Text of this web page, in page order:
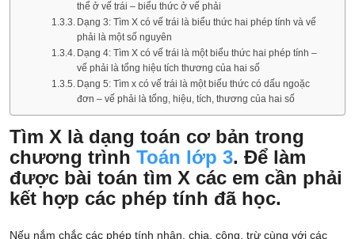
thể ở vế trái – biểu thức ở vế phải
Dạng 3: Tìm X có vế trái là biểu thức hai phép tính và vế
phải là một số nguyên
Dạng 4: Tìm X có vế trái là một biểu thức hai phép tính –
vế phải là tổng hiệu tích thương của hai số
Dạng 5: Tìm x có vế trái là một biểu thức có dấu ngoặc
đơn – vế phải là tổng, hiệu, tích, thương của hai số
Tìm X là dạng toán cơ bản trong
chương trình Toán lớp 3. Để làm
được bài toán tìm X các em cần phải
kết hợp các phép tính đã học.
Nếu nắm chắc các phép tính nhân, chia, cộng, trừ cùng với các